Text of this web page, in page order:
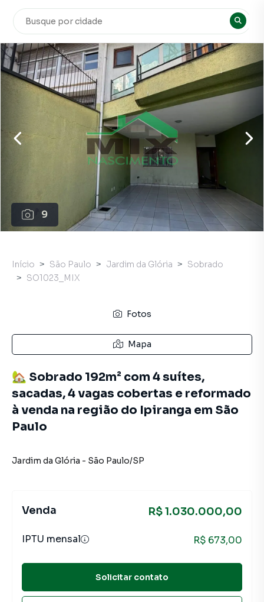
9
Início São Paulo Jardim da Glória
Sobrado
SO1023_MIX
Fotos
Mapa
🏡 Sobrado 192m² com 4 suítes,
sacadas, 4 vagas cobertas e reformado
à venda na região do Ipiranga em São
Paulo
Jardim da Glória - São Paulo/SP
Venda R$ 1.030.000,00
IPTU mensal R$ 673,00
Solicitar contato